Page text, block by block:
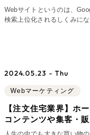
Webサイトというのは、
検索上位化されるしくみに
2024.05.23 - Thu
Webマーケティング
【注文住宅業界】ホ
コンテンツや集客・